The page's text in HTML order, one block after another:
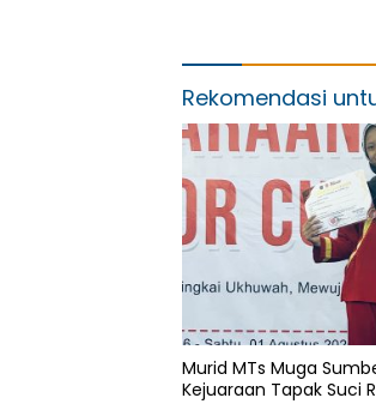
Rekomendasi
Murid MTs Muga
Kejuaraan Tapak Suci